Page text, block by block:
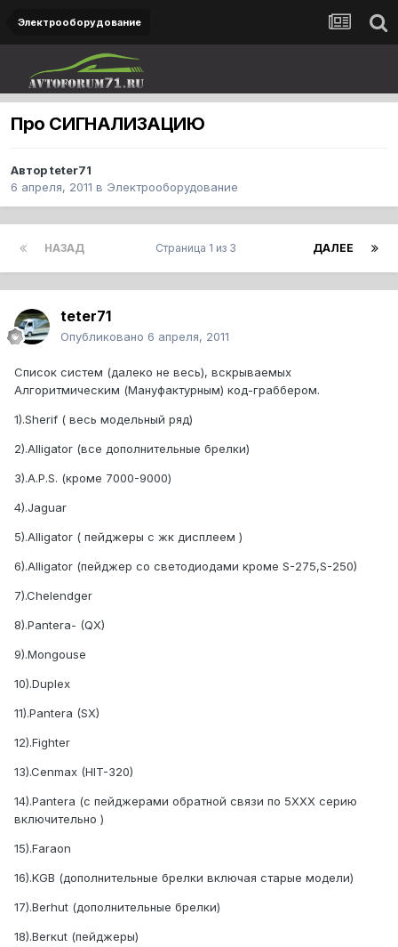
Электрооборудование
Про СИГНАЛИЗАЦИЮ
Авторteter71
6 апреля, 2011 в Электрооборудование
НАЗАД ДАЛЕЕ
Страница 1 из 3
teter71
Опубликовано 6 апреля, 2011
Список систем (далеко не весь), вскрываемых
Алгоритмическим (Мануфактурным) код-граббером.
1).Sherif ( весь модельный ряд)
2).Alligator (все дополнительные брелки)
3).A.P.S. (кроме 7000-9000)
4).Jaguar
5).Alligator ( пейджеры с жк дисплеем )
6).Alligator (пейджер со светодиодами кроме S-275,S-250)
7).Chelendger
8).Pantera- (QX)
9).Mongouse
10).Duplex
11).Pantera (SX)
12).Fighter
13).Cenmax (HIT-320)
14).Pantera (с пейджерами обратной связи по 5ХХХ серию
включительно )
15).Faraon
16).KGB (дополнительные брелки включая старые модели)
17).Berhut (дополнительные брелки)
18).Berкut (пейджеры)